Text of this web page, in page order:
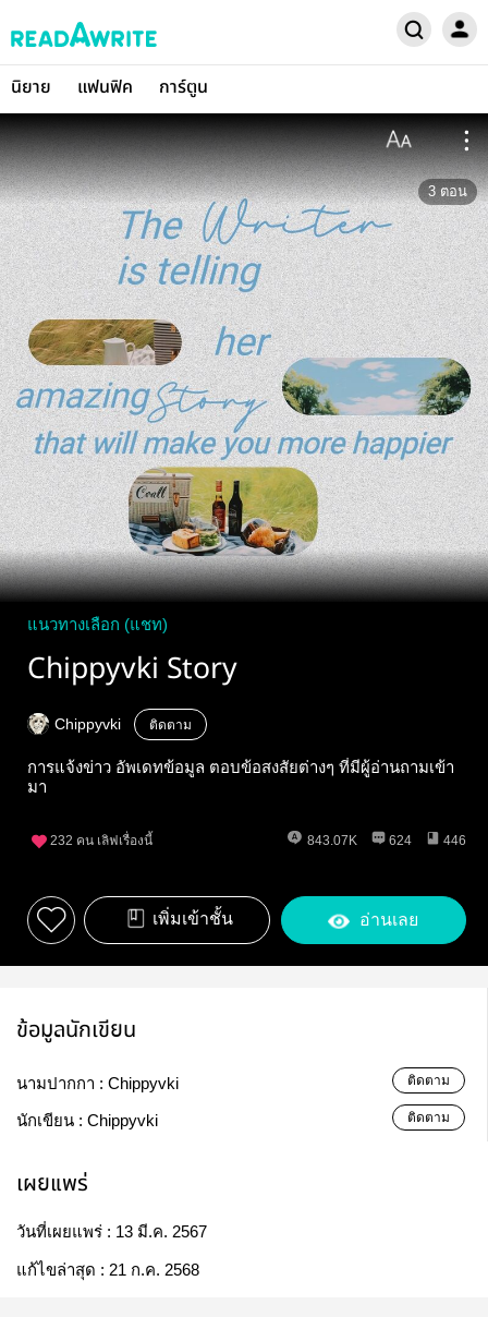
นิยาย แฟนฟิค การ์ตูน
3 ตอน
แนวทางเลือก (แชท)
Chippyvki Story
Chippyvki ติดตาม
การแจ้งข่าว อัพเดทข้อมูล ตอบข้อสงสัยต่างๆ ที่มีผู้อ่านถามเข้า
มา
232 คน เลิฟเรื่องนี้ 843.07K 624 446
เพิ่มเข้าชั้น อ่านเลย
ข้อมูลนักเขียน
นามปากกา : Chippyvki ติดตาม
นักเขียน : Chippyvki ติดตาม
เผยแพร่
วันที่เผยแพร่ : 13 มี.ค. 2567
แก้ไขล่าสุด : 21 ก.ค. 2568